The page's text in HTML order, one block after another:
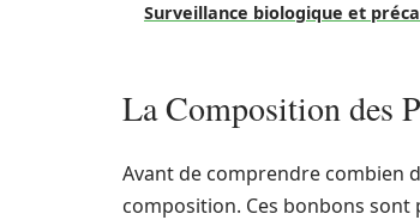
Surveillance biologique et
La Composition des
Avant de comprendre combien
composition. Ces bonbons